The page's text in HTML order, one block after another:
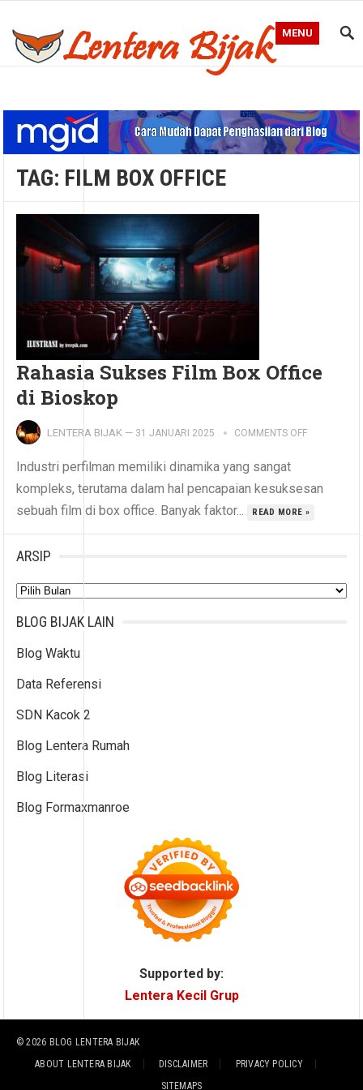
MENU
TAG: FILM BOX OFFICE
Rahasia Sukses Film Box Office
di Bioskop
LENTERA BIJAK — 31 JANUARI 2025 COMMENTS OFF
Industri perfilman memiliki dinamika yang sangat
kompleks, terutama dalam hal pencapaian kesuksesan
sebuah film di box office. Banyak faktor...
READ MORE »
ARSIP
Arsip
BLOG BIJAK LAIN
Blog Waktu
Data Referensi
SDN Kacok 2
Blog Lentera Rumah
Blog Literasi
Blog Formaxmanroe
Supported by:
Lentera Kecil Grup
© 2026 BLOG LENTERA BIJAK
ABOUT LENTERA BIJAK
DISCLAIMER
PRIVACY POLICY
SITEMAPS